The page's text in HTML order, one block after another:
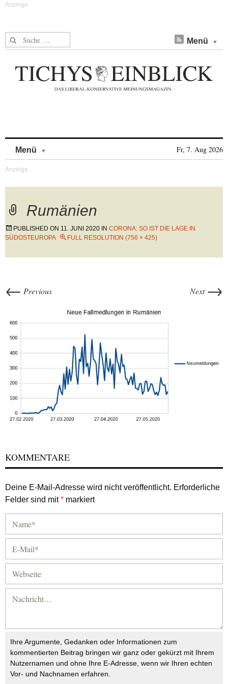
Suche nach: Menü
Menü Fr, 7. Aug 2026
Rumänien
PUBLISHED ON 11. JUNI 2020 IN CORONA: SO IST DIE LAGE IN
SÜDOSTEUROPA
FULL RESOLUTION (756 × 425)
← Previous Next →
KOMMENTARE
Deine E-Mail-Adresse wird nicht veröffentlicht. Erforderliche
Felder sind mit* markiert
Ihre Argumente, Gedanken oder Informationen zum
kommentierten Beitrag bringen wir ganz oder gekürzt mit Ihrem
Nutzernamen und ohne Ihre E-Adresse, wenn wir Ihren echten
Vor- und Nachnamen erfahren.